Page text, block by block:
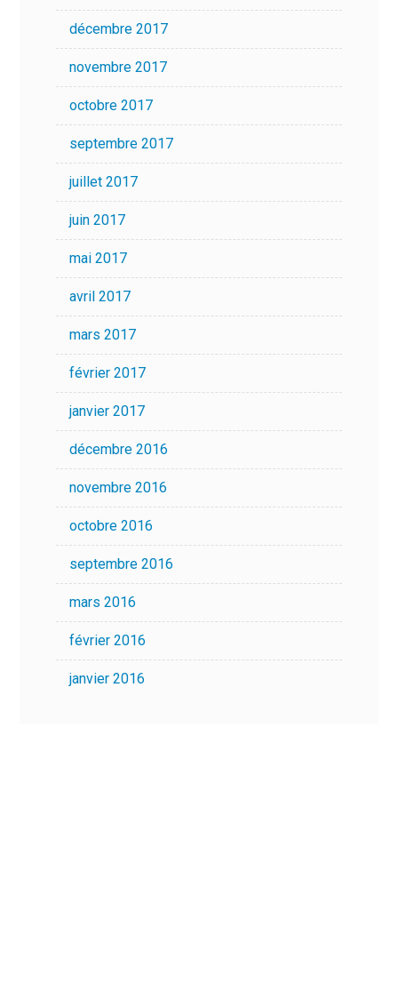
décembre 2017
novembre 2017
octobre 2017
septembre 2017
juillet 2017
juin 2017
mai 2017
avril 2017
mars 2017
février 2017
janvier 2017
décembre 2016
novembre 2016
octobre 2016
septembre 2016
mars 2016
février 2016
janvier 2016